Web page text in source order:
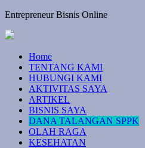
Entrepreneur Bisnis Online
Home
TENTANG KAMI
HUBUNGI KAMI
AKTIVITAS SAYA
ARTIKEL
BISNIS SAYA
DANA TALANGAN SPPK
OLAH RAGA
KESEHATAN